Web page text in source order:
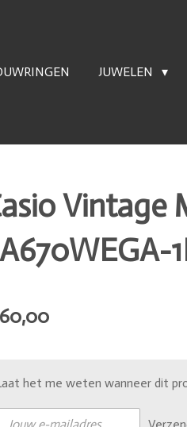
JUWELEN
Vintage
het me weten wanneer dit